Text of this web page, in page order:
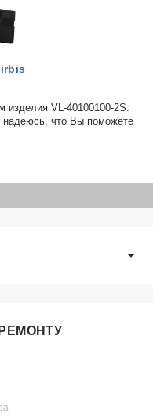
изделия VL-40100100-2S.
надеюсь, что Вы поможете